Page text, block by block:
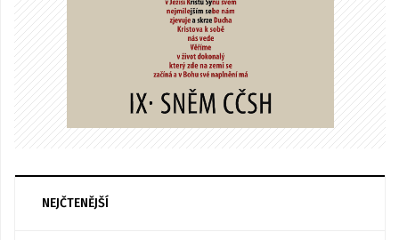
NEJČTENĚJŠÍ